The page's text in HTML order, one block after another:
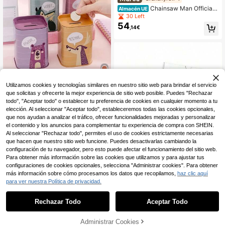
Ahorro de 0,02€
Hucha con temática de animales qu
e también sirve como portaplumas,
adornada con motivos románticos d
e lobos, osos y ciervos, organizador
multifuncional ideal para almacena
miento tanto en el hogar como en la
oficina, con un diseño encantador q
ue es resistente y duradero, para la
temporada de regreso a la escuela
3,74€ 3,76€
Almacén UE Chainsaw Man Officiall
y Licensed Piggy Bank Coin Bank F
igurine Money Box Pochita Home D
ecor Collectible Desktop Organizer
30 Left
54,14€
Caja de donación de acrílico transp
arente con ranura para monedas -
Caja de ahorro de dinero transparen
te y segura con cerradura, caja de v
otación, caja de rifa, caja de sugere
11,38€
0
Utilizamos cookies y tecnologías similares en nuestro sitio web para brindar el servicio
que solicitas y ofrecerte la mejor experiencia de sitio web posible. Puedes "Rechazar
todo", "Aceptar todo" o establecer tu preferencia de cookies en cualquier momento a tu
elección. Al seleccionar "Aceptar todo", estableceremos todas las cookies opcionales,
que nos ayudan a analizar el tráfico, ofrecer funcionalidades mejoradas y personalizar
el contenido y los anuncios para complementar tu experiencia de compra con SHEIN.
Al seleccionar "Rechazar todo", permites el uso de cookies estrictamente necesarias
que hacen que nuestro sitio web funcione. Puedes desactivarlas cambiando la
configuración de tu navegador, pero esto puede afectar el funcionamiento del sitio web.
Para obtener más información sobre las cookies que utilizamos y para ajustar tus
configuraciones de cookies opcionales, selecciona "Administrar cookies". Para obtener
más información sobre cómo procesamos los datos que recopilamos, haz clic aquí
para ver nuestra Política de privacidad.
Rechazar Todo Aceptar Todo
Administrar Cookies